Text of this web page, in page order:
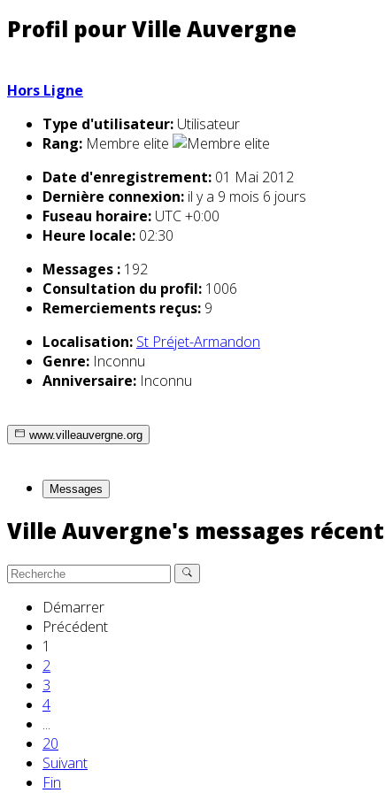
Profil pour Ville Auvergne
Hors Ligne
Type d'utilisateur: Utilisateur
Rang: Membre elite
Date d'enregistrement: 01 Mai 2012
Dernière connexion: il y a 9 mois 6 jours
Fuseau horaire: UTC +0:00
Heure locale: 02:30
Messages : 192
Consultation du profil: 1006
Remerciements reçus: 9
Localisation: St Préjet-Armandon
Genre: Inconnu
Anniversaire: Inconnu
www.villeauvergne.org
Messages
Ville Auvergne's messages
Démarrer
Précédent
1
2
3
4
...
20
Suivant
Fin